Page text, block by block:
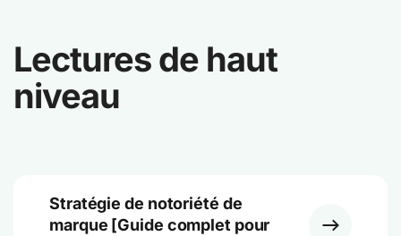
Lectures de haut
niveau
Stratégie de notoriété de
marque [Guide complet pour